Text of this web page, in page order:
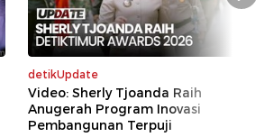
detikUpdate
Video: Sherly Tjoanda Raih
Anugerah Program Inovasi
Pembangunan Terpuji
Next